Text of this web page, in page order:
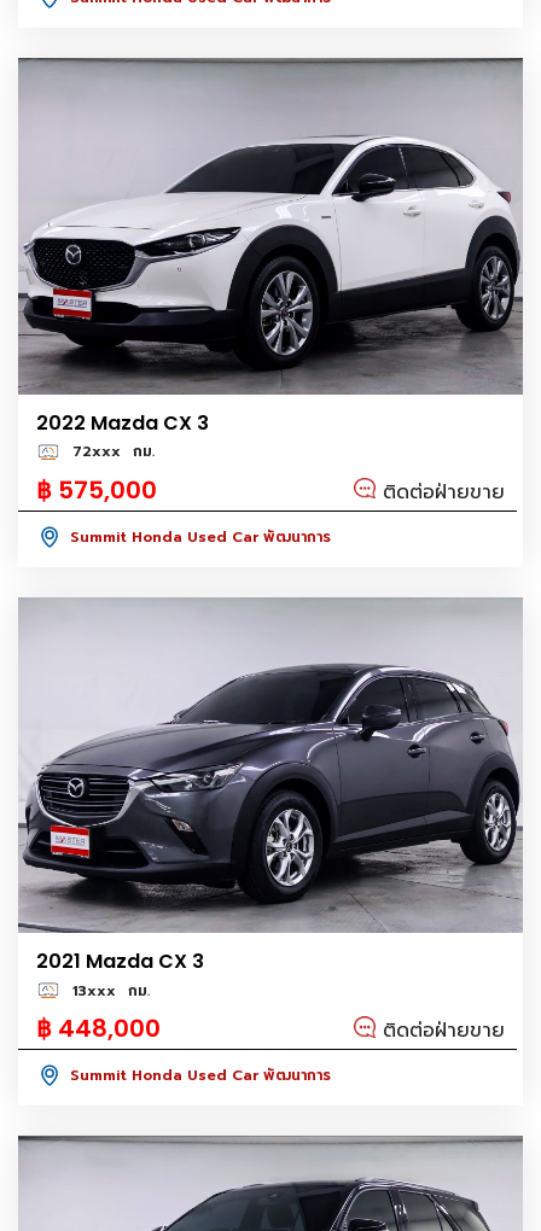
2022 Mazda CX 3
72xxx กม.
฿ 575,000 ติดต่อฝ่ายขาย
Summit Honda Used Car พัฒนาการ
2021 Mazda CX 3
13xxx กม.
฿ 448,000 ติดต่อฝ่ายขาย
Summit Honda Used Car พัฒนาการ